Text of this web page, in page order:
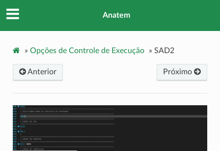
Anatem
» Opções de Controle de Execução » SAD2
Próximo
Anterior